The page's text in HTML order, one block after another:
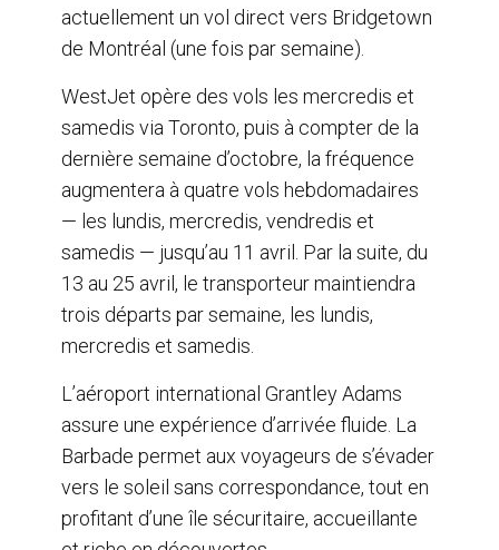
actuellement un vol direct vers Bridgetown
de Montréal (une fois par semaine).
WestJet opère des vols les mercredis et
samedis via Toronto, puis à compter de la
dernière semaine d’octobre, la fréquence
augmentera à quatre vols hebdomadaires
— les lundis, mercredis, vendredis et
samedis — jusqu’au 11 avril. Par la suite, du
13 au 25 avril, le transporteur maintiendra
trois départs par semaine, les lundis,
mercredis et samedis.
L’aéroport international Grantley Adams
assure une expérience d’arrivée fluide. La
Barbade permet aux voyageurs de s’évader
vers le soleil sans correspondance, tout en
profitant d’une île sécuritaire, accueillante